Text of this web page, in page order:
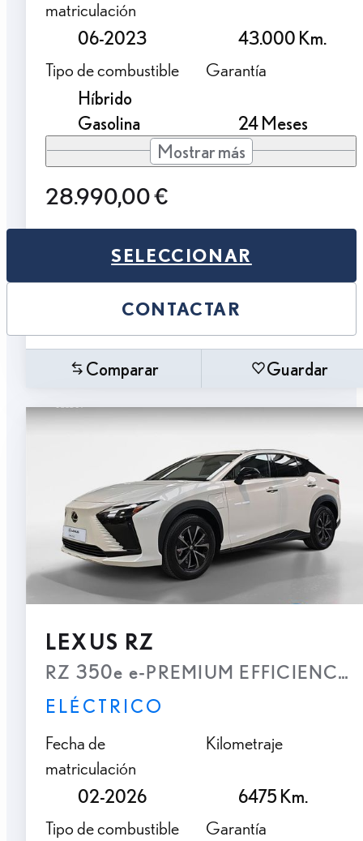
matriculación
06-2023
43.000 Km.
Tipo de combustible
Híbrido
Gasolina
Garantía
24 Meses
Mostrar más
28.990,00 €
SELECCIONAR
CONTACTAR
Comparar Guardar
LEXUS RZ
RZ 350e e-PREMIUM EFFICIENCY
ELÉCTRICO
Fecha de
matriculación
02-2026
Kilometraje
6475 Km.
Tipo de combustible
Garantía